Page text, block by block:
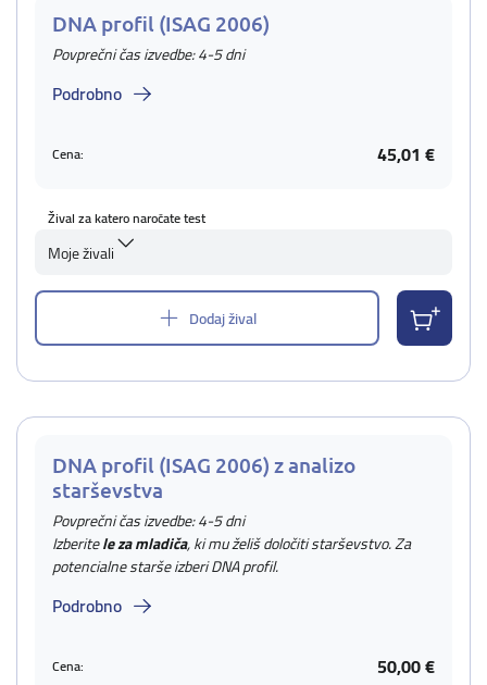
DNA profil (ISAG 2006)
Povprečni čas izvedbe: 4-5 dni
Podrobno
Cena: 45,01 €
Žival za katero naročate test
Moje živali
Dodaj žival
DNA profil (ISAG 2006) z analizo
starševstva
Povprečni čas izvedbe: 4-5 dni
Izberitele za mladiča, ki mu želiš določiti starševstvo. Za
potencialne starše izberi DNA profil.
Podrobno
Cena: 50,00 €